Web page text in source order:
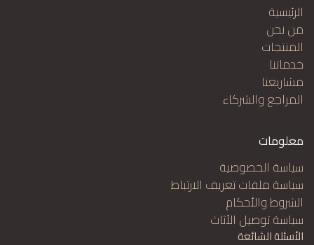
الرئيسية
من نحن
المنتجات
خدماتنا
مشاريعنا
المراجع والشركاء
معلومات
سياسة الخصوصية
سياسة ملفات تعريف الارتباط
الشروط والأحكام
سياسة توصيل الأثاث
الأسئلة الشائعة